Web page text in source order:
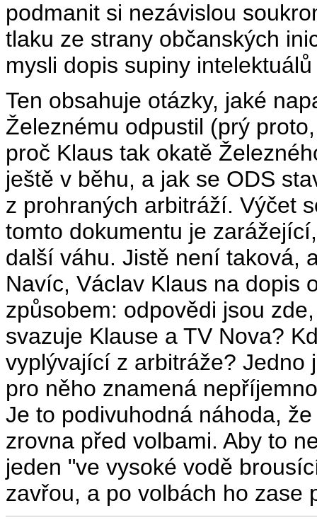
podmanit si nezávislou
tlaku ze strany občanských
mysli dopis supiny
Ten obsahuje otázky, jaké
Železnému odpustil (prý
proč Klaus tak okatě
ještě v běhu, a jak se ODS
z prohraných arbitráží. Výčet
tomto dokumentu je
další váhu. Jistě není taková,
Navíc, Václav Klaus na dopis
způsobem: odpovědi jsou
svazuje Klause a TV Nova?
vyplývající z arbitráže? Jedno
pro něho znamená
Je to podivuhodná náhoda,
zrovna před volbami. Aby to
jeden "ve vysoké vodě
zavřou, a po volbách ho zase